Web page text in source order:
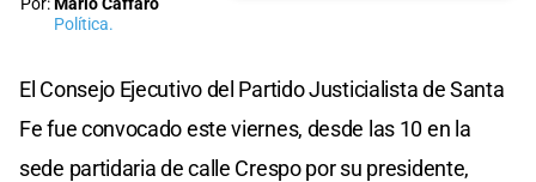
Política.
El Consejo Ejecutivo del Partido Justicialista de Santa
Fe fue convocado este viernes, desde las 10 en la
sede partidaria de calle Crespo por su presidente,